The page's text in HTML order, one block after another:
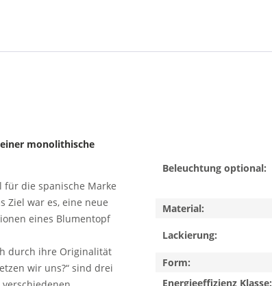
monolithische
für die spanische Marke
Ziel war es, eine neue
eines Blumentopf
durch ihre Originalität
wir uns?“ sind drei
Beleuchtung optional:
Material:
Lackierung:
Form:
Energieeffizienz Klasse: